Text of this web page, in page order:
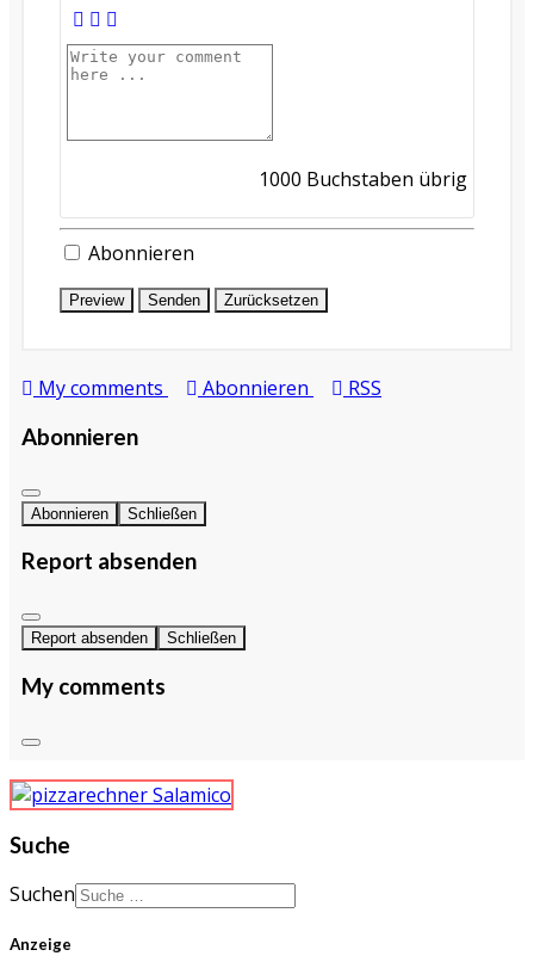
1000 Buchstaben übrig
Abonnieren
Preview Senden Zurücksetzen
My comments Abonnieren
RSS
Abonnieren
Abonnieren Schließen
Report absenden
Report absenden Schließen
My comments
Suche
Suchen
Anzeige